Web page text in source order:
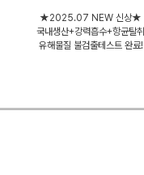
★2025.07 NEW 신상★
국내생산+강력흡수+항균탈취
유해물질 불검출테스트 완료!